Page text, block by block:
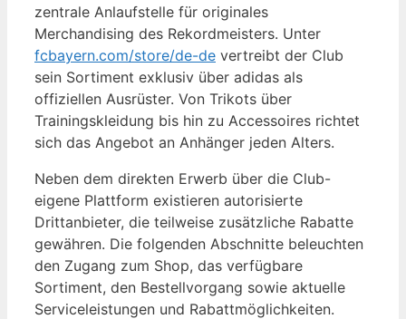
zentrale Anlaufstelle für originales
Merchandising des Rekordmeisters. Unter
fcbayern.com/store/de-de vertreibt der Club
sein Sortiment exklusiv über adidas als
offiziellen Ausrüster. Von Trikots über
Trainingskleidung bis hin zu Accessoires richtet
sich das Angebot an Anhänger jeden Alters.
Neben dem direkten Erwerb über die Club-
eigene Plattform existieren autorisierte
Drittanbieter, die teilweise zusätzliche Rabatte
gewähren. Die folgenden Abschnitte beleuchten
den Zugang zum Shop, das verfügbare
Sortiment, den Bestellvorgang sowie aktuelle
Serviceleistungen und Rabattmöglichkeiten.